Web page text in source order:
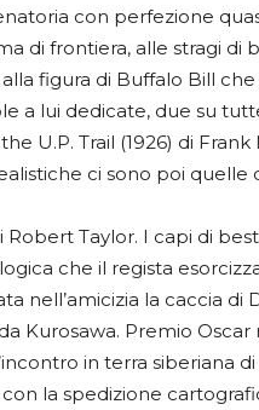
con perfezione
di frontiera, alle stragi di
figura di Buffalo Bill
a lui dedicate, due su
U.P. Trail (1926) di
ci sono poi
Robert Taylor. I capi di
che il regista
nell’amicizia la caccia di
Kurosawa. Premio Oscar
in terra siberiana
la spedizione